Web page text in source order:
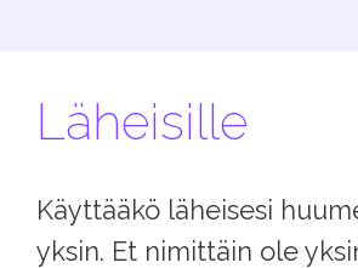
Läheisille
Käyttääkö läheisesi
yksin. Et nimittäin ole